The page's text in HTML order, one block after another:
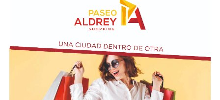
estandarizar y simplificar los procesos de planeamiento
entre ambas armadas.
El texto oficial destaca que la participación argentina en
estas maniobras señala su compromiso con la seguridad
internacional y la estabilidad regional. Asimismo, el
Gobierno busca reforzar su posición como socio
estratégico en el continente americano.